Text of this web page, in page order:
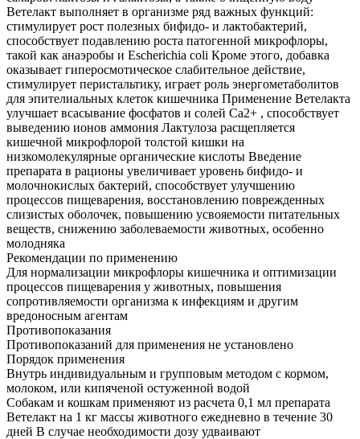
Ветелакт выполняет в организме ряд важных функций:
стимулирует рост полезных бифидо- и лактобактерий,
способствует подавлению роста патогенной микрофлоры,
такой как анаэробы и Escherichia coli Кроме этого, добавка
оказывает гиперосмотическое слабительное действие,
стимулирует перистальтику, играет роль энергометаболитов
для эпителиальных клеток кишечника Применение Ветелакта
улучшает всасывание фосфатов и солей Са2+ , способствует
выведению ионов аммония Лактулоза расщепляется
кишечной микрофлорой толстой кишки на
низкомолекулярные органические кислоты Введение
препарата в рационы увеличивает уровень бифидо- и
молочнокислых бактерий, способствует улучшению
процессов пищеварения, восстановлению поврежденных
слизистых оболочек, повышению усвояемости питательных
веществ, снижению заболеваемости животных, особенно
молодняка
Рекомендации по применению
Для нормализации микрофлоры кишечника и оптимизации
процессов пищеварения у животных, повышения
сопротивляемости организма к инфекциям и другим
вредоносным агентам
Противопоказания
Противопоказаний для применения не установлено
Порядок применения
Внутрь индивидуальным и групповым методом с кормом,
молоком, или кипяченой остуженной водой
Собакам и кошкам применяют из расчета 0,1 мл препарата
Ветелакт на 1 кг массы животного ежедневно в течение 30
дней В случае необходимости дозу удваивают